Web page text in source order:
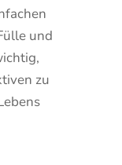
und
zu